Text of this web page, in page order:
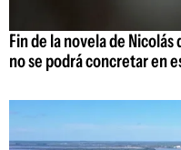
Fin de la novela de
no se podrá concretar en